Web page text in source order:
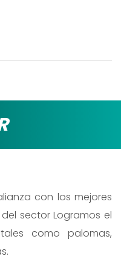
con los mejores
sector Logramos el
como palomas,